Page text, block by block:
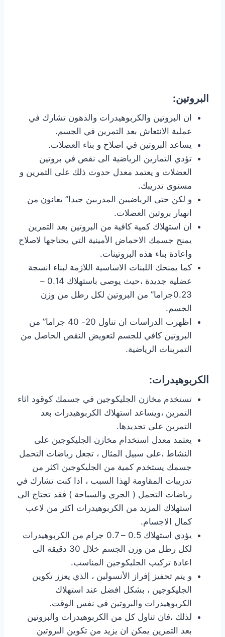
البروتين:
ان البروتين والكربوهيدرات والدهون تشارك في
عملية الانتعاش بعد التمرين في الجسم.
يساعد البروتين في اصلاح و بناء العضلات.
تؤدي التمارين الرياضية الى نقص في بروتين
العضلات و يعتمد معدل حدوث ذلك على التمرين و
مستوى تدريبك.
و لكن حتى الرياضيين المدربين جيدا” يعانون من
انهيار بروتين العضلات.
ان استهلاك كمية كافية من البروتين بعد التمرين
يمنح جسمك الاحماض الأمينية التي يحتاجها لاصلاح
واعادة بناء هذه البروتينات.
كما يمنحك اللبنات الاساسية اللازمة لبناء انسجة
عضلية جديدة ،حيث يوصى باستهلاك 0.14 –
0.23جراما” من البروتين لكل رطل من وزن
الجسم.
اظهرت الدراسات ان تناول 20- 40 جراما” من
البروتين كافي للجسم لتعويض النقص الحاصل من
التمرينات الرياضية.
الكربوهيدرات:
تستخدم مخازن الجليكوجين في جسمك كوقود اثاء
التمرين ،ويساعد استهلاك الكربوهيدرات بعد
التمرين على تجديدها.
يعتمد معدل استخدام مخازن الجليكوجين على
النشاط ،على سبيل المثال ، تجعل رياضات التحمل
جسمك يستخدم كمية من الجليكوجين اكثر من
تدريبات المقاومة لهذا السبب ، اذا كنت تشارك في
رياضات التحمل ( الجري والسباحة ) فقد تحتاج الى
استهلاك المزيد من الكربوهيدرات اكثر من لاعب
كمال الاجسام.
يؤدي استهلاك 0.5 – 0.7 جرام من الكربوهيدرات
لكل رطل من وزن الجسم خلال 30 دقيقة الى
اعادة تركيب الجليكوجين المناسب.
و يتم تحفيز إفراز الأنسولين ، الذي يعزز تكوين
الجليكوجين ، بشكل افضل عند استهلاك
الكربوهيدرات والبروتين في نفس الوقت.
لذلك ،فان تناول كل من الكربوهيدرات والبروتين
بعد التمرين يمكن ان يزيد من تكوين البروتين